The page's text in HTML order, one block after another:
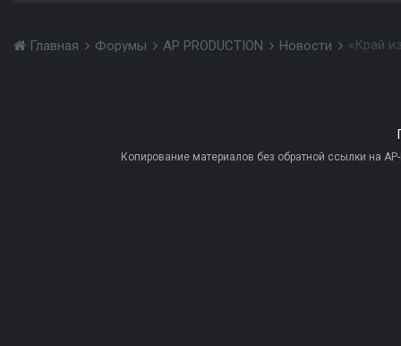
Главная Форумы AP PRODUCTION Новости «Край
Копирование материалов без обратной ссылки на